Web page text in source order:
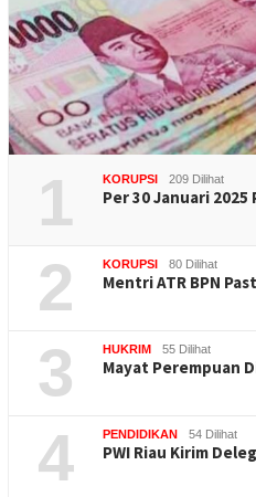
1 KORUPSI 209 Dilihat
Per 30 Januari
2 KORUPSI 80 Dilihat
Mentri ATR BPN
3 HUKRIM 55 Dilihat
Mayat Perempuan
4 PENDIDIKAN 54 Dilihat
PWI Riau Kirim